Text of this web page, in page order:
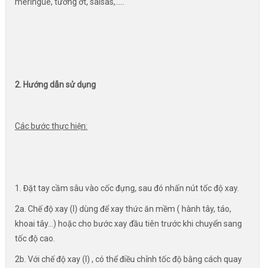
2. Hướng dẫn sử dụng
Các bước thực hiện:
1. Đặt tay cầm sâu vào cốc đựng, sau đó nhấn nút tốc độ xay.
2a. Chế độ xay (I) dùng để xay thức ăn mềm ( hành tây, táo,
khoai tây...) hoặc cho bước xay đầu tiên trước khi chuyển sang
tốc độ cao.
2b. Với chế độ xay (I) , có thể điều chỉnh tốc độ bằng cách quay